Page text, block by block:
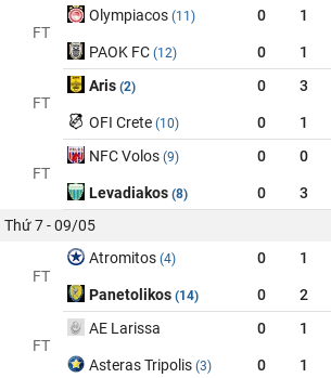
FT
Olympiacos (11) 0 1
PAOK FC (12) 0 1
FT
Aris (2) 0 3
OFI Crete (10) 0 1
FT
NFC Volos (9) 0 0
Levadiakos (8) 0
3
Thứ 7 - 09/05
FT
Atromitos (4) 0 1
Panetolikos (14) 0 2
FT
AE Larissa 0 1
Asteras Tripolis (3) 0 1